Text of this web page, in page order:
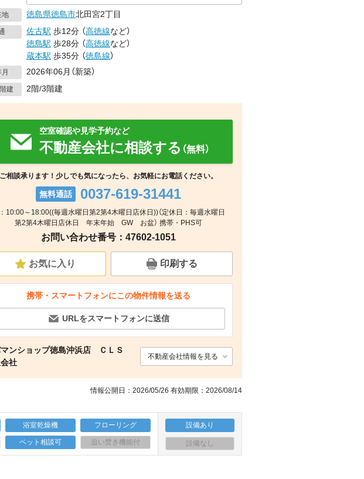
室内
室内 その他
地 徳島県徳島市北田宮2丁目
佐古駅 歩12分 （高徳線など）
徳島駅 歩28分 （高徳線など）
蔵本駅 歩35分 （徳島線）
2026年06月（新築）
建 2階/3階建
空室確認や見学予約など
不動産会社に相談する （無料）
ご相談承ります！少しでも気になったら、お気軽にお電話ください。
無料通話 0037-619-31441
10:00～18:00((毎週水曜日第2第4木曜日店休日))（定休日：毎週水曜日
第2第4木曜日店休日 年末年始 GW お盆） 携帯・PHS可
お問い合わせ番号：47602-1051
お気に入り 印刷する
携帯・スマートフォンにこの物件情報を送る
URLをスマートフォンに送信
マンショップ徳島沖浜店 ＣＬＳ
社
不動産会社情報を見る
情報公開日：2026/05/26 有効期限：2026/08/14
浴室乾燥機 フローリング
ペット相談可 追い焚き機能付
設備あり
設備なし